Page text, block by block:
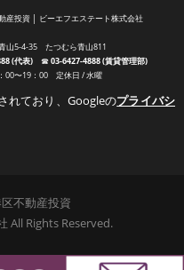
産投資 │ ビーエフエステート株式会社
山5-4-35 たつむら青山811
(代表)☎︎03-6427-4888 (賃貸管理部)
00〜19：00 定休日 / 水曜
れており、Googleのプライバシ
不動産投資
All Rights Reserved.